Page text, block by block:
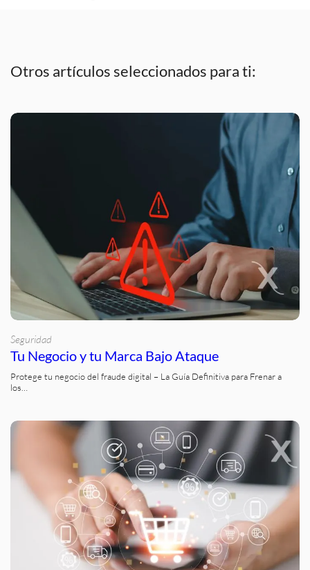
Otros artículos seleccionados para ti:
Seguridad
Tu Negocio y tu Marca Bajo Ataque
Protege tu negocio del fraude digital – La Guía Definitiva para Frenar a
los…